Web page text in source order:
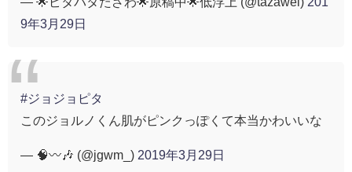
9年3月29日
#ジョジョピタ
このジョルノくん肌がピンクっぽくて本当かわいいな
— 🧠〰️🎶 (@jgwm_) 2019年3月29日